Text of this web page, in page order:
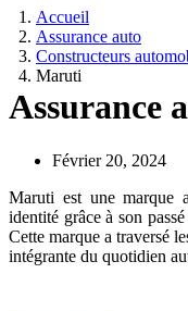
Accueil
Assurance auto
Constructeurs
Maruti
Assurance
Février 20, 2024
Maruti est une marque
identité grâce à son
Cette marque a traversé
intégrante du quotidien